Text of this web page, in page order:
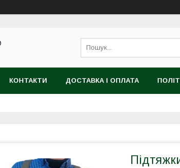
КОНТАКТИ ДОСТАВКА І ОПЛАТА